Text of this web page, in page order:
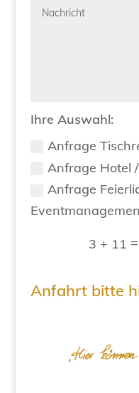
Ihre Auswahl:
Anfrage
Anfrage Hotel
Anfrage
3 + 11 =
Anfahrt bitte